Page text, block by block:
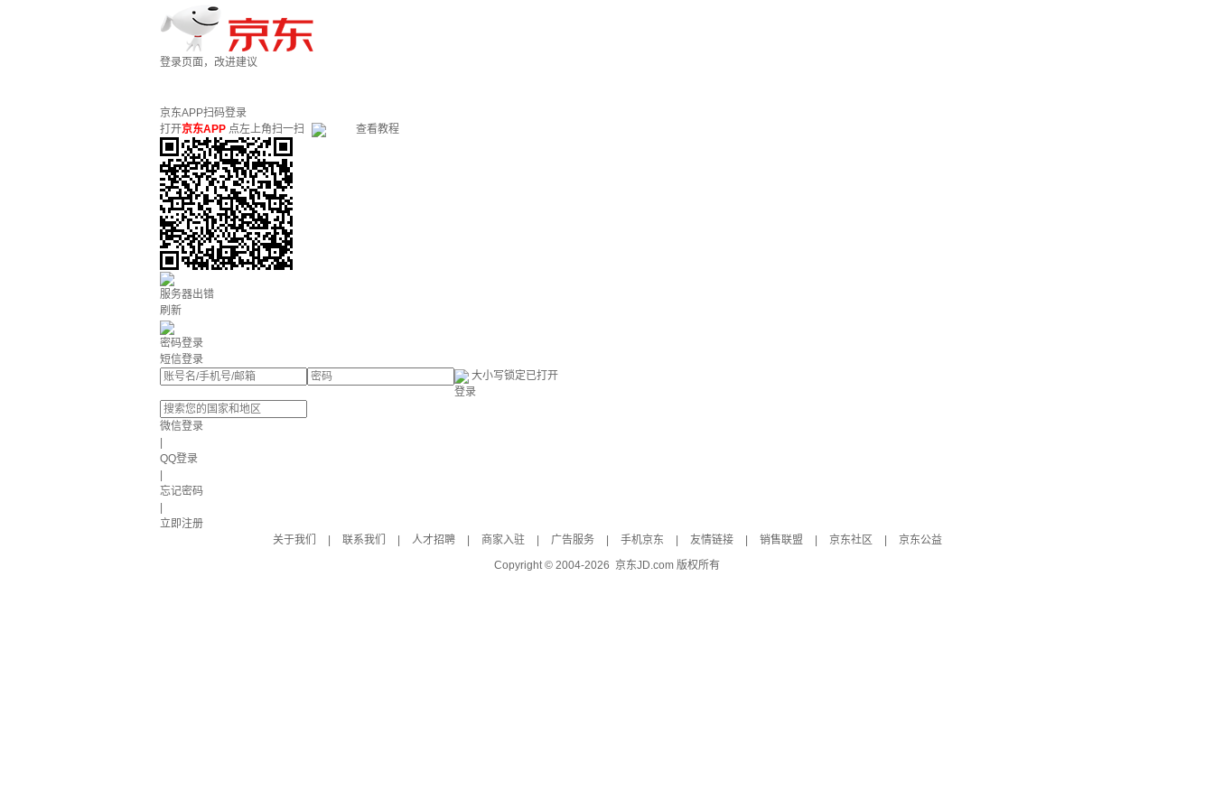
登录页面，改进建议
京东APP扫码登录
打开京东APP 点左上角扫一扫 查看教程
服务器出错
刷新
密码登录
短信登录
大小写锁定已打开
登录
微信登录
QQ登录
忘记密码
立即注册
关于我们
联系我们 人才招聘 商家入驻 广告服务 手机京东 友情链接 销售联盟 京东社区
京东公益
Copyright © 2004-2026 京东JD.com 版权所有